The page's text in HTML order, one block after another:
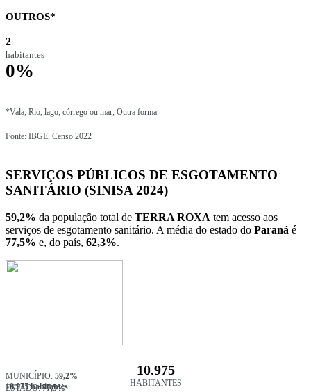
OUTROS*
2
habitantes
0%
*Vala; Rio, lago, córrego ou mar; Outra forma
Fonte: IBGE, Censo 2022
SERVIÇOS PÚBLICOS DE ESGOTAMENTO
SANITÁRIO (SINISA 2024)
59,2% da população total de TERRA ROXA tem acesso aos
serviços de esgotamento sanitário. A média do estado do Paraná é
77,5% e, do país, 62,3%.
10.975
HABITANTES
MUNICÍPIO: 59,2%
10.975 habitantes
ESTADO:77,5%